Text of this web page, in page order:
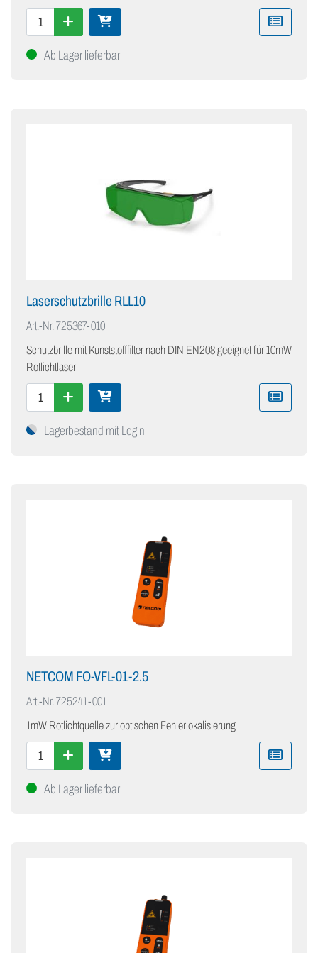
Ab Lager lieferbar
Laserschutzbrille RLL10
Art.-Nr.725367-010
Schutzbrille mit Kunststofffilter nach DIN EN208 geeignet für 10mW
Rotlichtlaser
Lagerbestand mit Login
NETCOM FO-VFL-01-2.5
Art.-Nr.725241-001
1mW Rotlichtquelle zur optischen Fehlerlokalisierung
Ab Lager lieferbar